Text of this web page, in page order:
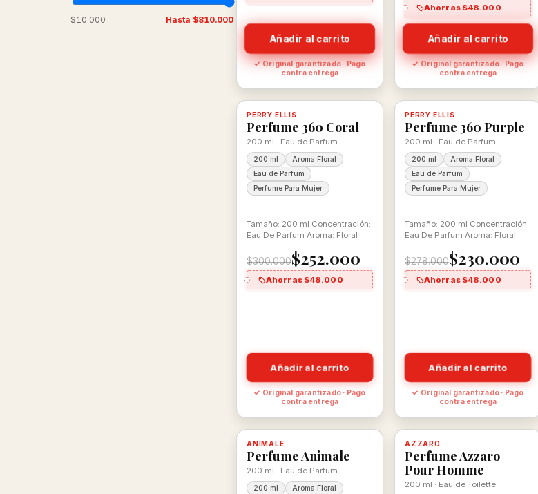
$10.000 Hasta $810.000
Añadir al carrito
✓ Original garantizado · Pago
contra entrega
Ahorras $48.000
Añadir al carrito
✓ Original garantizado · Pago
contra entrega
-16%
PERRY ELLIS
Perfume 360 Coral
200 ml · Eau de Parfum
200 ml
Aroma Floral
Eau de Parfum
Perfume Para Mujer
Tamaño: 200 ml Concentración:
Eau De Parfum Aroma: Floral
$300.000$252.000
Ahorras $48.000
Disponible, con descuento
Añadir al carrito
✓ Original garantizado · Pago
contra entrega
-17%
PERRY ELLIS
Perfume 360 Purple
200 ml · Eau de Parfum
200 ml
Aroma Floral
Eau de Parfum
Perfume Para Mujer
Tamaño: 200 ml Concentración:
Eau De Parfum Aroma: Floral
$278.000$230.000
Ahorras $48.000
Disponible, con descuento
Añadir al carrito
✓ Original garantizado · Pago
contra entrega
-16%
ANIMALE
Perfume Animale
200 ml · Eau de Parfum
200 ml
Aroma Floral
Disponible, con descuento -16%
AZZARO
Perfume Azzaro
Pour Homme
200 ml · Eau de Toilette
Disponible, con descuento